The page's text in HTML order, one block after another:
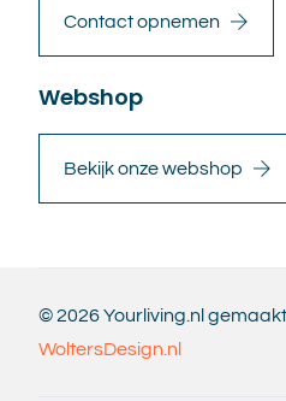
Contact opnemen
Webshop
Bekijk onze webshop
© 2026 Yourliving.nl
WoltersDesign.nl